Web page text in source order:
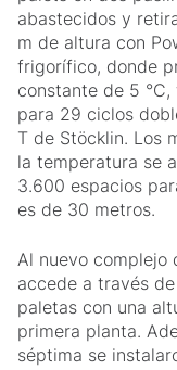
abastecidos y
m de altura con
frigorífico, donde
constante de 5
para 29 ciclos
T de Stöcklin. Los
la temperatura se
3.600 espacios
es de 30 metros.
Al nuevo complejo
accede a través
paletas con una
primera planta.
séptima se